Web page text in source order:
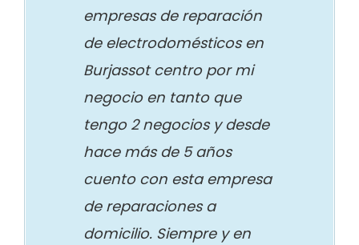
empresas de reparación
de electrodomésticos en
Burjassot centro por mi
negocio en tanto que
tengo 2 negocios y desde
hace más de 5 años
cuento con esta empresa
de reparaciones a
domicilio. Siempre y en